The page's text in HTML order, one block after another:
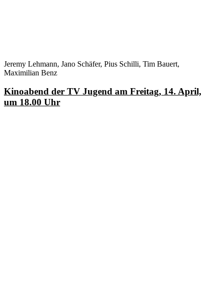
Jeremy Lehmann, Jano Schäfer, Pius Schilli, Tim Bauert,
Maximilian Benz
Kinoabend der TV Jugend am Freitag, 14. April,
um 18.00 Uhr